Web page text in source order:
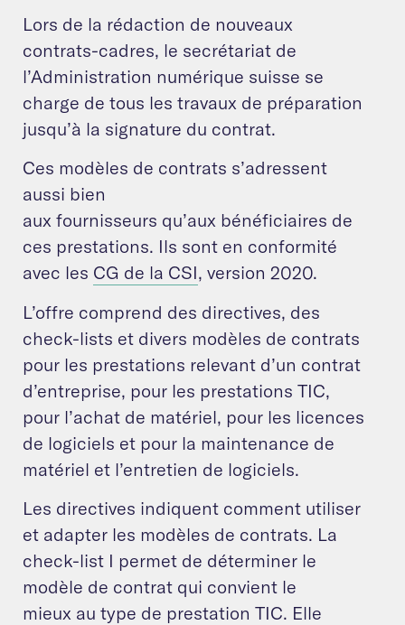
Lors de la rédaction de nouveaux
contrats-cadres, le secrétariat de
l’Administration numérique suisse se
charge de tous les travaux de préparation
jusqu’à la signature du contrat.
Ces modèles de contrats s’adressent
aussi bien
aux fournisseurs qu’aux bénéficiaires de
ces prestations. Ils sont en conformité
avec les CG de la CSI, version 2020.
L’offre comprend des directives, des
check-lists et divers modèles de contrats
pour les prestations relevant d’un contrat
d’entreprise, pour les prestations TIC,
pour l’achat de matériel, pour les licences
de logiciels et pour la maintenance de
matériel et l’entretien de logiciels.
Les directives indiquent comment utiliser
et adapter les modèles de contrats. La
check-list I permet de déterminer le
modèle de contrat qui convient le
mieux au type de prestation TIC. Elle